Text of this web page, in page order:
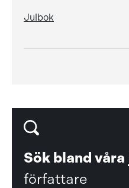
Julbok
Sök bland våra
författare